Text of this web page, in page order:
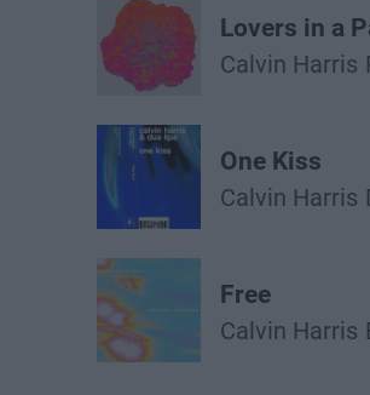
Lovers in a
Calvin Harris
One Kiss
Calvin Harris
Free
Calvin Harris